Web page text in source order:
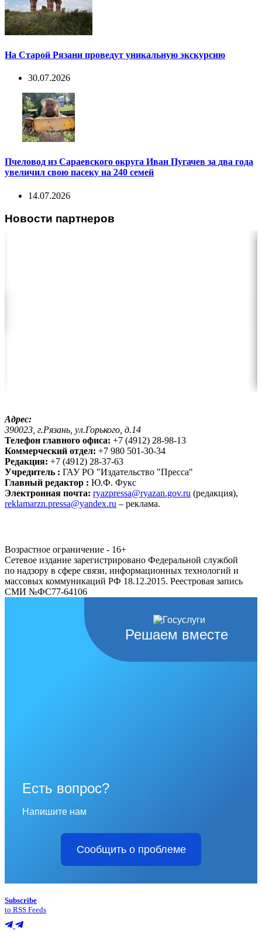
На Старой Рязани проведут уникальную экскурсию
30.07.2026
Пчеловод из Сараевского округа Иван Пугачев за два года
увеличил свою пасеку на 240 семей
14.07.2026
Новости партнеров
Адрес:
390023, г.Рязань, ул.Горького, д.14
Телефон главного офиса: +7 (4912) 28-98-13
Коммерческий отдел: +7 980 501-30-34
Редакция: +7 (4912) 28-37-63
Учредитель : ГАУ РО "Издательство "Пресса"
Главный редактор : Ю.Ф. Фукс
Электронная почта: ryazpressa@ryazan.gov.ru (редакция),
reklamarzn.pressa@yandex.ru – реклама.
Возрастное ограничение - 16+
Сетевое издание зарегистрировано Федеральной службой
по надзору в сфере связи, информационных технологий и
массовых коммуникаций РФ 18.12.2015. Реестровая запись
СМИ №ФС77-64106
Решаем вместе
Есть вопрос?
Напишите нам
Сообщить о проблеме
Subscribe
to RSS Feeds